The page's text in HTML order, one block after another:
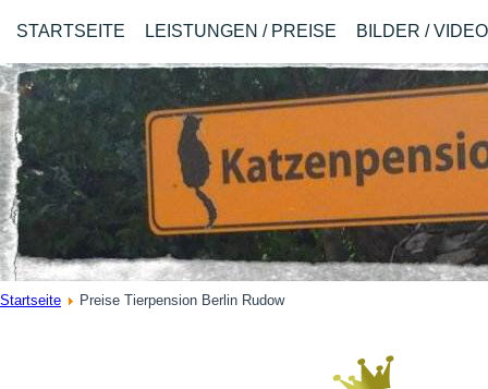
STARTSEITE LEISTUNGEN / PREISE BILDER /
Startseite Preise Tierpension Berlin Rudow